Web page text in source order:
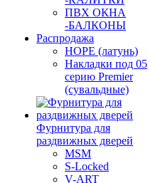
ПВХ ОКНА
-БАЛКОНЫ
Распродажа
HOPE (латунь)
Накладки под 05
серию Premier
(сувальдные)
Фурнитура для
раздвижных дверей
MSM
S-Locked
V-ART